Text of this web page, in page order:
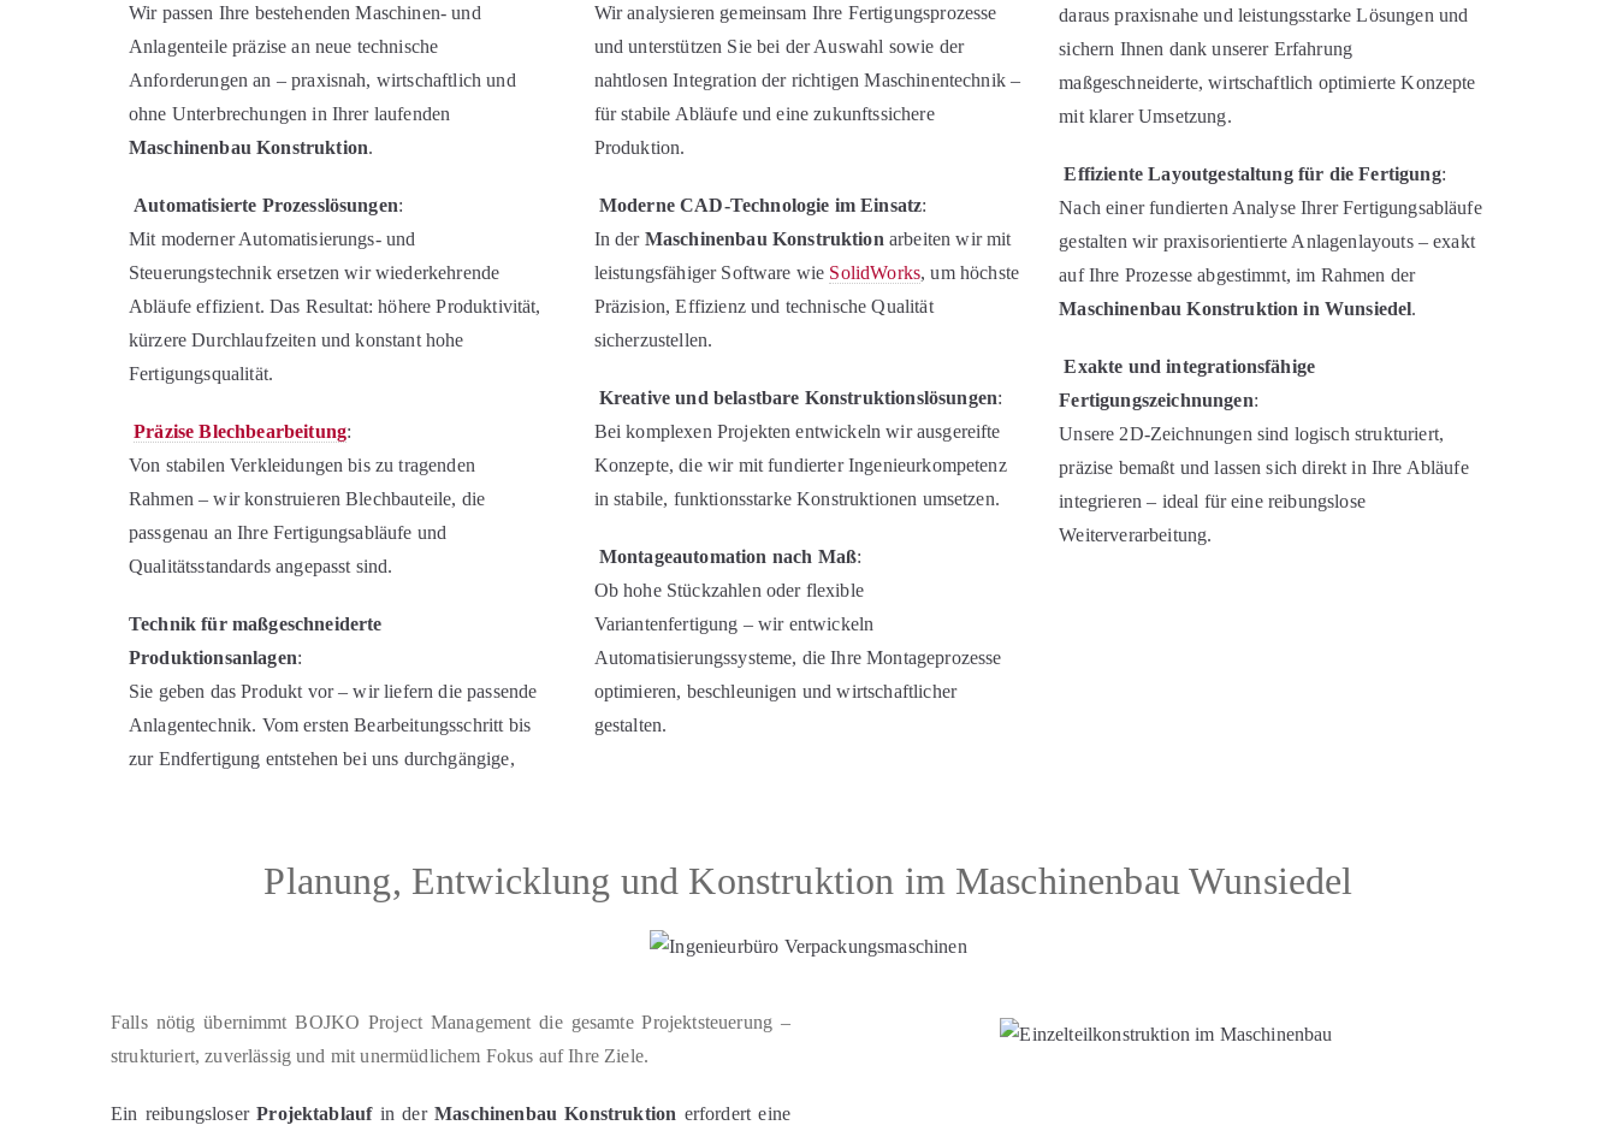
Wir passen Ihre bestehenden Maschinen- und
Anlagenteile präzise an neue technische
Anforderungen an – praxisnah, wirtschaftlich und
ohne Unterbrechungen in Ihrer laufenden
Maschinenbau Konstruktion.
Automatisierte Prozesslösungen:
Mit moderner Automatisierungs- und
Steuerungstechnik ersetzen wir wiederkehrende
Abläufe effizient. Das Resultat: höhere Produktivität,
kürzere Durchlaufzeiten und konstant hohe
Fertigungsqualität.
Präzise Blechbearbeitung:
Von stabilen Verkleidungen bis zu tragenden
Rahmen – wir konstruieren Blechbauteile, die
passgenau an Ihre Fertigungsabläufe und
Qualitätsstandards angepasst sind.
Technik für maßgeschneiderte
Produktionsanlagen:
Sie geben das Produkt vor – wir liefern die passende
Anlagentechnik. Vom ersten Bearbeitungsschritt bis
zur Endfertigung entstehen bei uns durchgängige,
Wir analysieren gemeinsam Ihre Fertigungsprozesse
und unterstützen Sie bei der Auswahl sowie der
nahtlosen Integration der richtigen Maschinentechnik –
für stabile Abläufe und eine zukunftssichere
Produktion.
Moderne CAD-Technologie im Einsatz:
In der Maschinenbau Konstruktion arbeiten wir mit
leistungsfähiger Software wie SolidWorks, um höchste
Präzision, Effizienz und technische Qualität
sicherzustellen.
Kreative und belastbare Konstruktionslösungen:
Bei komplexen Projekten entwickeln wir ausgereifte
Konzepte, die wir mit fundierter Ingenieurkompetenz
in stabile, funktionsstarke Konstruktionen umsetzen.
Montageautomation nach Maß:
Ob hohe Stückzahlen oder flexible
Variantenfertigung – wir entwickeln
Automatisierungssysteme, die Ihre Montageprozesse
optimieren, beschleunigen und wirtschaftlicher
gestalten.
daraus praxisnahe und leistungsstarke Lösungen und
sichern Ihnen dank unserer Erfahrung
maßgeschneiderte, wirtschaftlich optimierte Konzepte
mit klarer Umsetzung.
Effiziente Layoutgestaltung für die Fertigung:
Nach einer fundierten Analyse Ihrer Fertigungsabläufe
gestalten wir praxisorientierte Anlagenlayouts – exakt
auf Ihre Prozesse abgestimmt, im Rahmen der
Maschinenbau Konstruktion in Wunsiedel.
Exakte und integrationsfähige
Fertigungszeichnungen:
Unsere 2D-Zeichnungen sind logisch strukturiert,
präzise bemaßt und lassen sich direkt in Ihre Abläufe
integrieren – ideal für eine reibungslose
Weiterverarbeitung.
Planung, Entwicklung und Konstruktion im Maschinenbau Wunsiedel
Falls nötig übernimmt BOJKO Project Management die gesamte Projektsteuerung –
strukturiert, zuverlässig und mit unermüdlichem Fokus auf Ihre Ziele.
Ein reibungsloserProjektablaufin derMaschinenbau Konstruktion erfordert eine